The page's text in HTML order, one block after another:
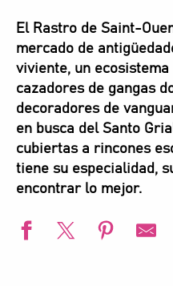
El Rastro de Saint-
mercado de
viviente, un
cazadores de gangas
decoradores de
en busca del Santo
cubiertas a rincones
tiene su especialidad,
encontrar lo mejor.